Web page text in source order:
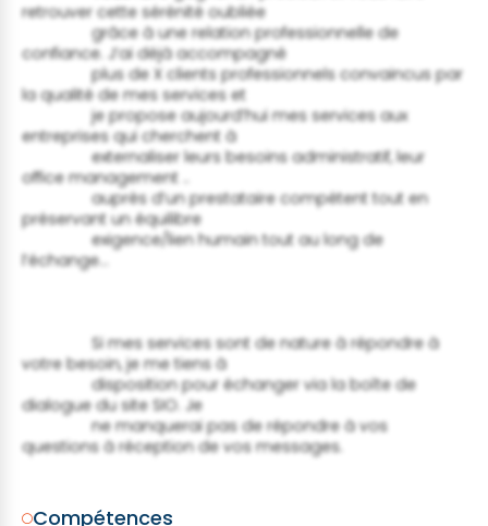
retrouver cette sérénité oubliée
                grâce à une relation professionnelle de
confiance. J’ai déjà accompagné
                plus de X clients professionnels convaincus par
la qualité de mes services et
                je propose aujourd’hui mes services aux
entreprises qui cherchent à
                externaliser leurs besoins administratif, leur
office management ..
                auprès d’un prestataire compétent tout en
préservant un équilibre
                exigence/lien humain tout au long de
l’échange...
votre besoin, je me tiens à
                disposition pour échanger via la boîte de
dialogue du site SIO. Je
                ne manquerai pas de répondre à vos
questions à réception de vos messages.
Compétences